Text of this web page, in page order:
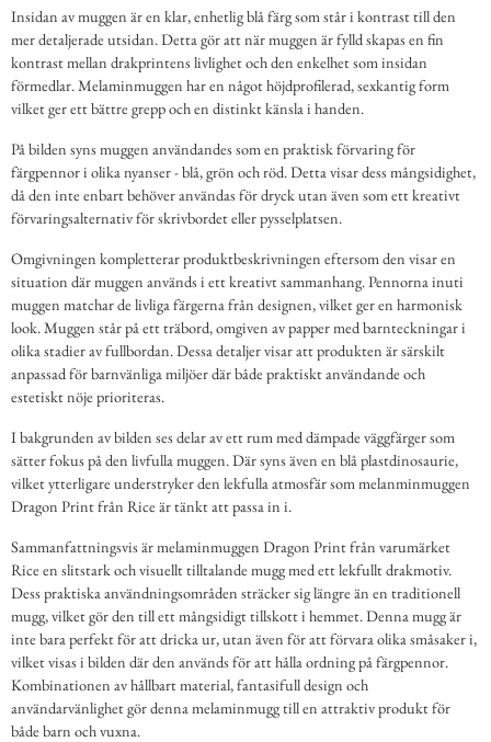
Insidan av muggen är en klar, enhetlig blå färg som står i kontrast till den
mer detaljerade utsidan. Detta gör att när muggen är fylld skapas en fin
kontrast mellan drakprintens livlighet och den enkelhet som insidan
förmedlar. Melaminmuggen har en något höjdprofilerad, sexkantig form
vilket ger ett bättre grepp och en distinkt känsla i handen.
På bilden syns muggen användandes som en praktisk förvaring för
färgpennor i olika nyanser - blå, grön och röd. Detta visar dess mångsidighet,
då den inte enbart behöver användas för dryck utan även som ett kreativt
förvaringsalternativ för skrivbordet eller pysselplatsen.
Omgivningen kompletterar produktbeskrivningen eftersom den visar en
situation där muggen används i ett kreativt sammanhang. Pennorna inuti
muggen matchar de livliga färgerna från designen, vilket ger en harmonisk
look. Muggen står på ett träbord, omgiven av papper med barnteckningar i
olika stadier av fullbordan. Dessa detaljer visar att produkten är särskilt
anpassad för barnvänliga miljöer där både praktiskt användande och
estetiskt nöje prioriteras.
I bakgrunden av bilden ses delar av ett rum med dämpade väggfärger som
sätter fokus på den livfulla muggen. Där syns även en blå plastdinosaurie,
vilket ytterligare understryker den lekfulla atmosfär som melanminmuggen
Dragon Print från Rice är tänkt att passa in i.
Sammanfattningsvis är melaminmuggen Dragon Print från varumärket
Rice en slitstark och visuellt tilltalande mugg med ett lekfullt drakmotiv.
Dess praktiska användningsområden sträcker sig längre än en traditionell
mugg, vilket gör den till ett mångsidigt tillskott i hemmet. Denna mugg är
inte bara perfekt för att dricka ur, utan även för att förvara olika småsaker i,
vilket visas i bilden där den används för att hålla ordning på färgpennor.
Kombinationen av hållbart material, fantasifull design och
användarvänlighet gör denna melaminmugg till en attraktiv produkt för
både barn och vuxna.